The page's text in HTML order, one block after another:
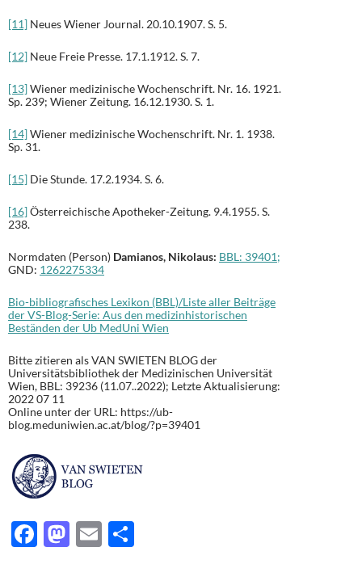
[11] Neues Wiener Journal. 20.10.1907. S. 5.
[12] Neue Freie Presse. 17.1.1912. S. 7.
[13]Wiener medizinische Wochenschrift. Nr. 16. 1921.
Sp. 239; Wiener Zeitung. 16.12.1930. S. 1.
[14]Wiener medizinische Wochenschrift. Nr. 1. 1938.
Sp. 31.
[15] Die Stunde. 17.2.1934. S. 6.
[16]Österreichische Apotheker-Zeitung. 9.4.1955. S.
238.
Normdaten (Person) Damianos, Nikolaus: BBL: 39401;
GND: 1262275334
Bio-bibliografisches Lexikon (BBL)/Liste aller Beiträge
der VS-Blog-Serie: Aus den medizinhistorischen
Beständen der Ub MedUni Wien
Bitte zitieren als VAN SWIETEN BLOG der
Universitätsbibliothek der Medizinischen Universität
Wien, BBL: 39236 (11.07..2022); Letzte Aktualisierung:
2022 07 11
Online unter der URL: https://ub-
blog.meduniwien.ac.at/blog/?p=39401
F
M E